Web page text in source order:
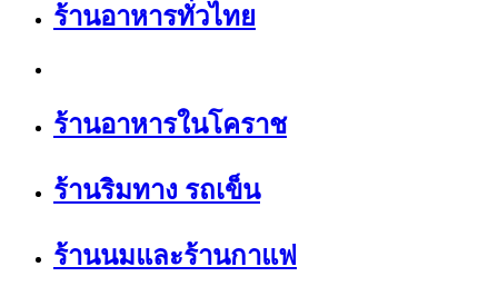
ร้านอาหารทั่วไทย
ร้านอาหารในโคราช
ร้านริมทาง รถเข็น
ร้านนมและร้านกาแฟ